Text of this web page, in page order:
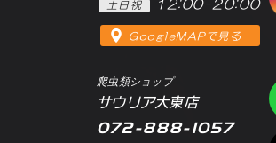
土日祝 12:00-20:00
GoogleMAPで見る
爬虫類ショップ
サウリア大東店
072-888-1057